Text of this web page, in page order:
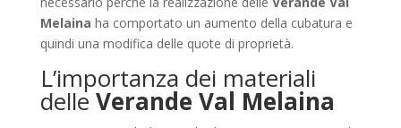
Melaina ha comportato un aumento della cubatura e
quindi una modifica delle quote di proprietà.
L’importanza dei materiali
delle Verande Val Melaina